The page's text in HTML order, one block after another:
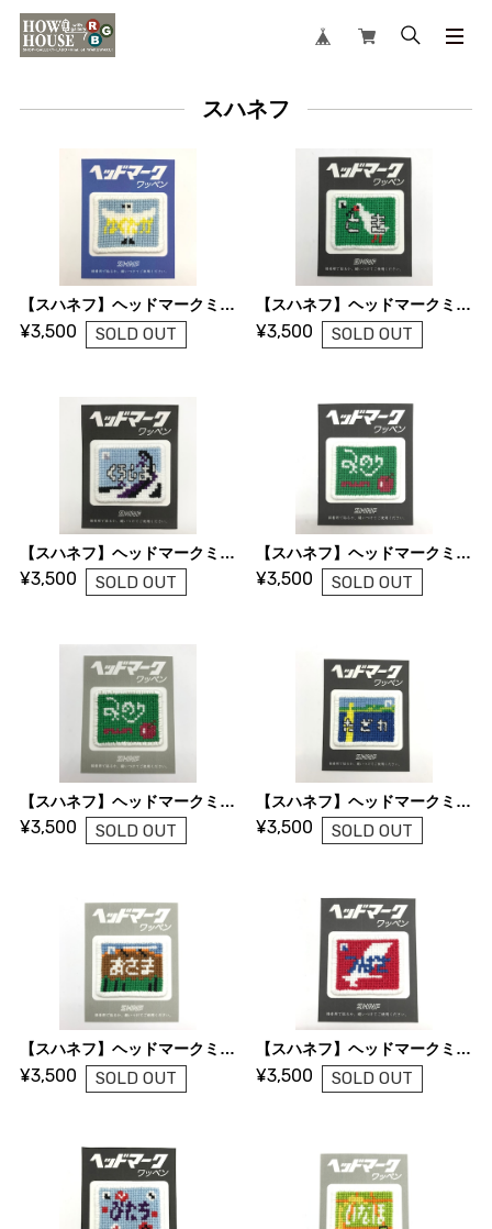
スハネフ
【スハネフ】ヘッドマークミニワッペン（はくたか）
¥3,500 SOLD OUT
【スハネフ】ヘッドマークミニワッペン（とき）
¥3,500 SOLD OUT
【スハネフ】ヘッドマークミニワッペン（くろしお）
¥3,500 SOLD OUT
【スハネフ】ヘッドマークミニワッペン（みのり）A
¥3,500 SOLD OUT
【スハネフ】ヘッドマークミニワッペン（みのり）B
¥3,500 SOLD OUT
【スハネフ】ヘッドマークミニワッペン（たざわ）
¥3,500 SOLD OUT
【スハネフ】ヘッドマークミニワッペン（あさま）
¥3,500 SOLD OUT
【スハネフ】ヘッドマークミニワッペン（つばさ）
¥3,500 SOLD OUT